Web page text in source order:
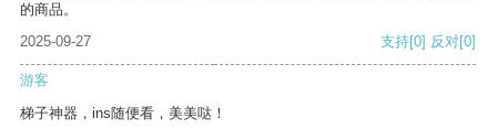
的商品。
2025-09-27
支持[0] 反对[0]
游客
梯子神器，ins随便看，美美哒！